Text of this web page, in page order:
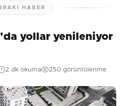
HABER
yollar yenileniyor
2 dk okuma 250 görüntülenme